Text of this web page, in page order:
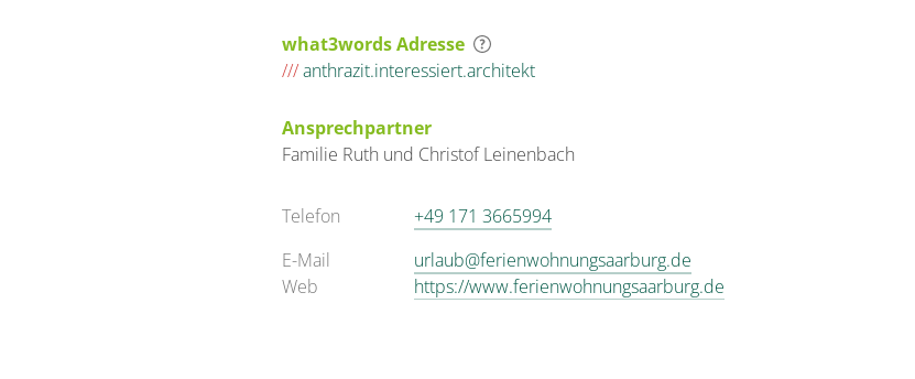
what3words Adresse
///anthrazit.interessiert.architekt
Ansprechpartner
Familie Ruth und ChristofLeinenbach
Telefon
+49 171 3665994
E-Mail
urlaub@ferienwohnungsaarburg.de
Web
https://www.ferienwohnungsaarburg.de